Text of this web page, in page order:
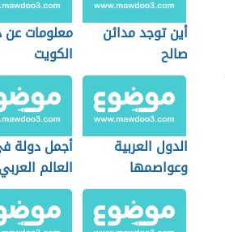
أين توجد مدائن
صالح
معلومات عن
الكويت
الدول العربية
وعواصمها
أجمل دولة
العالم العربي